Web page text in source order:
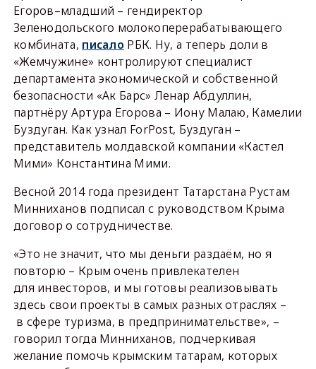
Егоров–младший – гендиректор
Зеленодольского молокоперерабатывающего
комбината, писало РБК. Ну, а теперь доли в
«Жемчужине» контролируют специалист
департамента экономической и собственной
безопасности «Ак Барс» Ленар Абдуллин,
партнёру Артура Егорова – Иону Малаю, Камелии
Буздуган. Как узнал ForPost, Буздуган –
представитель молдавской компании «Кастел
Мими» Константина Мими.
Весной 2014 года президент Татарстана Рустам
Минниханов подписал с руководством Крыма
договор о сотрудничестве.
«Это не значит, что мы деньги раздаём, но я
повторю – Крым очень привлекателен
для инвесторов, и мы готовы реализовывать
здесь свои проекты в самых разных отраслях –
в сфере туризма, в предпринимательстве», –
говорил тогда Минниханов, подчеркивая
желание помочь крымским татарам, которых